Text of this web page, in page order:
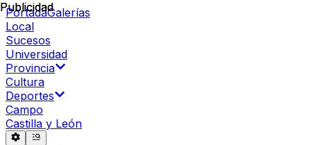
PortadaGalerías
Local
Sucesos
Universidad
Provincia
Cultura
Deportes
Campo
Castilla y León
Publicidad
Publicidad